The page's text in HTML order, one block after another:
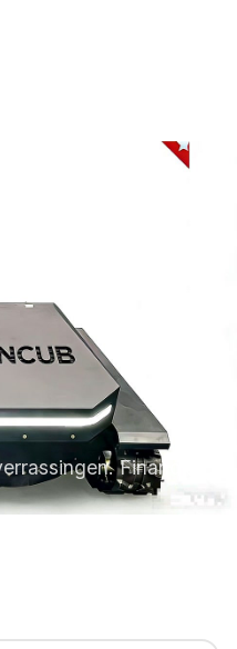
Financial